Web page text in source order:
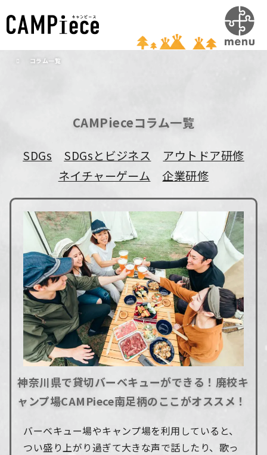
コラム一覧
CAMPieceコラム一覧
SDGs SDGsとビジネス
アウトドア研修
ネイチャーゲーム
企業研修
神奈川県で貸切バーベキューができる！廃校キ
ャンプ場CAMPiece南足柄のここがオススメ！
バーベキュー場やキャンプ場を利用していると、
つい盛り上がり過ぎて大きな声で話したり、歌っ